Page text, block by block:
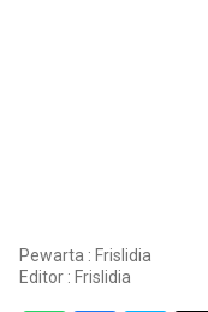
Pewarta : Frislidia
Editor : Frislidia